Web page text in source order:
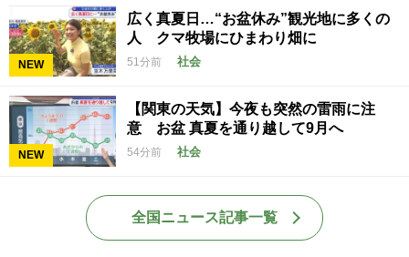
NEW
広く真夏日…“お盆休み”観光地に多くの
人 クマ牧場にひまわり畑に
51分前 社会
NEW
【関東の天気】今夜も突然の雷雨に注
意 お盆 真夏を通り越して9月へ
54分前 社会
全国ニュース記事一覧